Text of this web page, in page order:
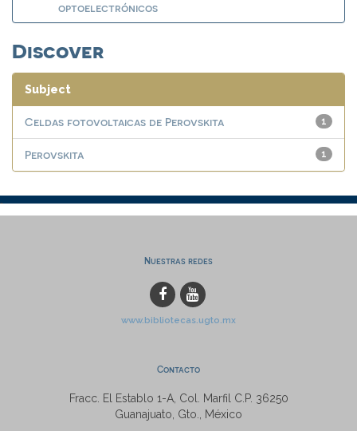
optoelectrónicos
Discover
Subject
1
Celdas fotovoltaicas de Perovskita
1
Perovskita
Nuestras redes
www.bibliotecas.ugto.mx
Contacto
Fracc. El Establo 1-A, Col. Marfil C.P. 36250
Guanajuato, Gto., México